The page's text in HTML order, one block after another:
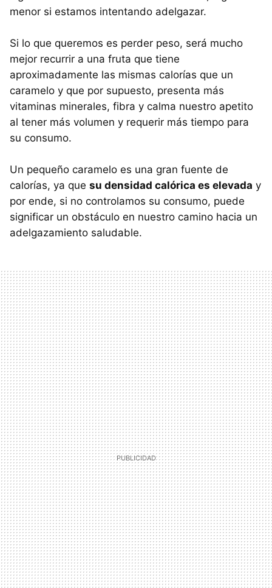
menor si estamos intentando adelgazar.
Si lo que queremos es perder peso, será mucho
mejor recurrir a una fruta que tiene
aproximadamente las mismas calorías que un
caramelo y que por supuesto, presenta más
vitaminas minerales, fibra y calma nuestro apetito
al tener más volumen y requerir más tiempo para
su consumo.
Un pequeño caramelo es una gran fuente de
calorías, ya que su densidad calórica es elevada y
por ende, si no controlamos su consumo, puede
significar un obstáculo en nuestro camino hacia un
adelgazamiento saludable.